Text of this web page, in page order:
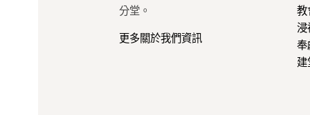
分堂。
更多關於我們資訊
教
浸
奉
建